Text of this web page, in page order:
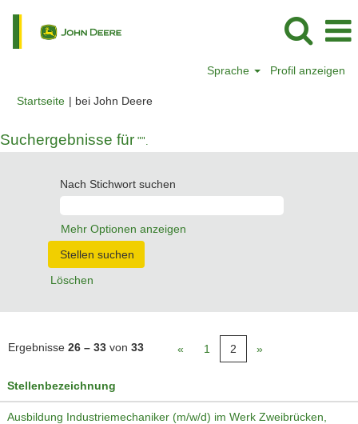
Sprache Profil anzeigen
Startseite | bei John Deere(aktuelle
Suchergebnisse für "".
Nach Stichwort suchen
Mehr Optionen anzeigen
Löschen
Ergebnisse 26 – 33 von 33 « 1 2 »
Stellenbezeichnung
Ausbildung Industriemechaniker (m/w/d) im Werk Zweibrücken,